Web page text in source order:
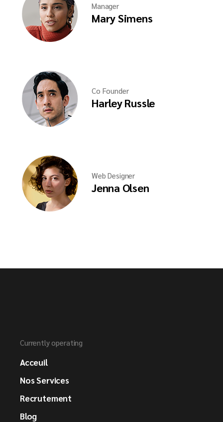
Manager
Mary Simens
Co Founder
Harley Russle
Web Designer
Jenna Olsen
Currently operating
Acceuil
Nos Services
Recrutement
Blog